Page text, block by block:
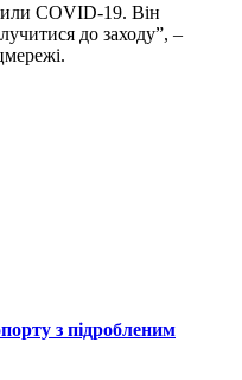
COVID-19. Він
до заходу”, –
з підробленим